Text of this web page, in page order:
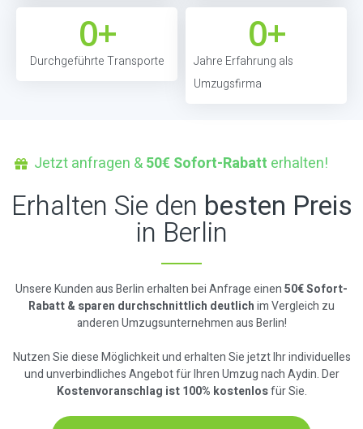
Durchgeführte Transporte
0+
Jahre Erfahrung als
Umzugsfirma
0+
Jetzt anfragen &50€ Sofort-Rabatt erhalten!
Erhalten Sie den besten Preis
in Berlin
Unsere Kunden aus Berlin erhalten bei Anfrage einen50€ Sofort-
Rabatt & sparen durchschnittlich deutlichim Vergleich zu
anderen Umzugsunternehmen aus Berlin!
Nutzen Sie diese Möglichkeit und erhalten Sie jetzt Ihr individuelles
und unverbindliches Angebot für Ihren Umzug nach Aydin. Der
Kostenvoranschlag ist 100% kostenlosfür Sie.